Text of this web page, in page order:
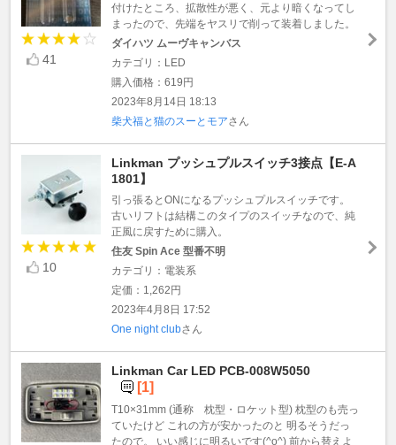
41
付けたところ、拡散性が悪く、元より暗くなってし
まったので、先端をヤスリで削って装着しました。
ダイハツ ムーヴキャンバス
カテゴリ：LED
購入価格：619円
2023年8月14日 18:13
柴犬福と猫のスーとモアさん
10
Linkman プッシュプルスイッチ3接点【E-A
1801】
引っ張るとONになるプッシュプルスイッチです。
古いリフトは結構このタイプのスイッチなので、純
正風に戻すために購入。
住友 Spin Ace 型番不明
カテゴリ：電装系
定価：1,262円
2023年4月8日 17:52
One night clubさん
Linkman Car LED PCB-008W5050
[1]
T10×31mm (通称 枕型・ロケット型) 枕型のも売っ
ていたけど これの方が安かったのと 明るそうだっ
たので。 いい感じに明るいです(^o^) 前から替えよ